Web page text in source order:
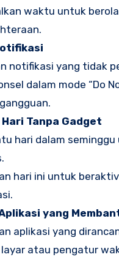
waktu untuk
notifikasi yang tidak
dalam mode “Do
Tanpa Gadget
hari dalam
hari ini untuk
yang
aplikasi yang
atau pengatur